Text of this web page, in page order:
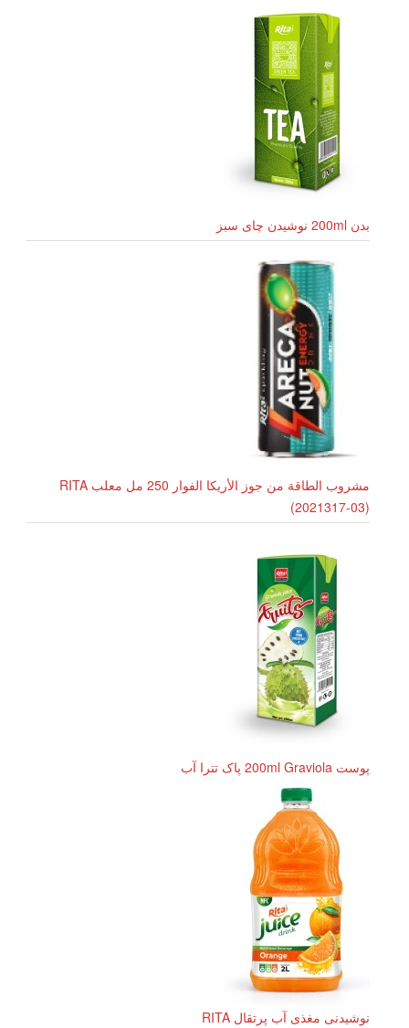
بدن 200ml نوشیدن چای سبز
مشروب الطاقة من جوز الأريكا الفوار 250 مل معلب RITA
(2021317-03)
پوست 200ml Graviola پاک تترا آب
نوشیدنی مغذی آب پرتقال RITA